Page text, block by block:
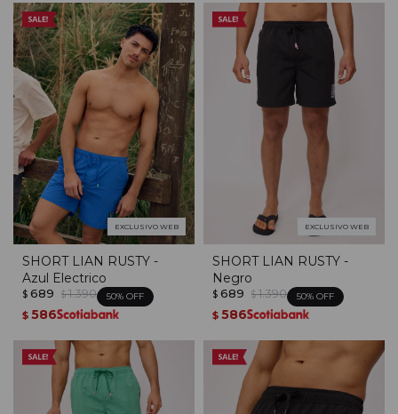
EXCLUSIVO WEB
SHORT LIAN RUSTY -
Azul Electrico
$ 689 $ 1.390 50
$ 586
EXCLUSIVO WEB
SHORT LIAN RUSTY -
Negro
$ 689 $ 1.390 50
$ 586